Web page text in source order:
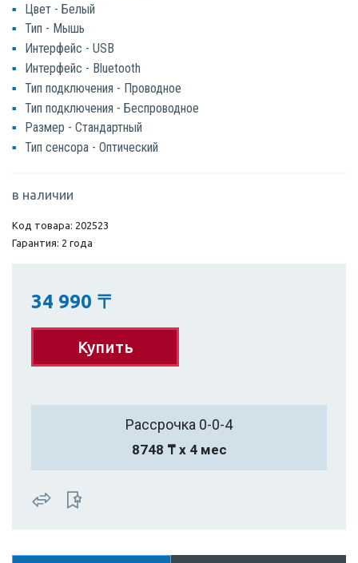
Цвет - Белый
Тип - Мышь
Интерфейс - USB
Интерфейс - Bluetooth
Тип подключения - Проводное
Тип подключения - Беспроводное
Размер - Стандартный
Тип сенсора - Оптический
в наличии
Код товара: 202523
Гарантия: 2 года
34 990 〒
Купить
Рассрочка 0-0-4
8748 ₸ х 4 мес